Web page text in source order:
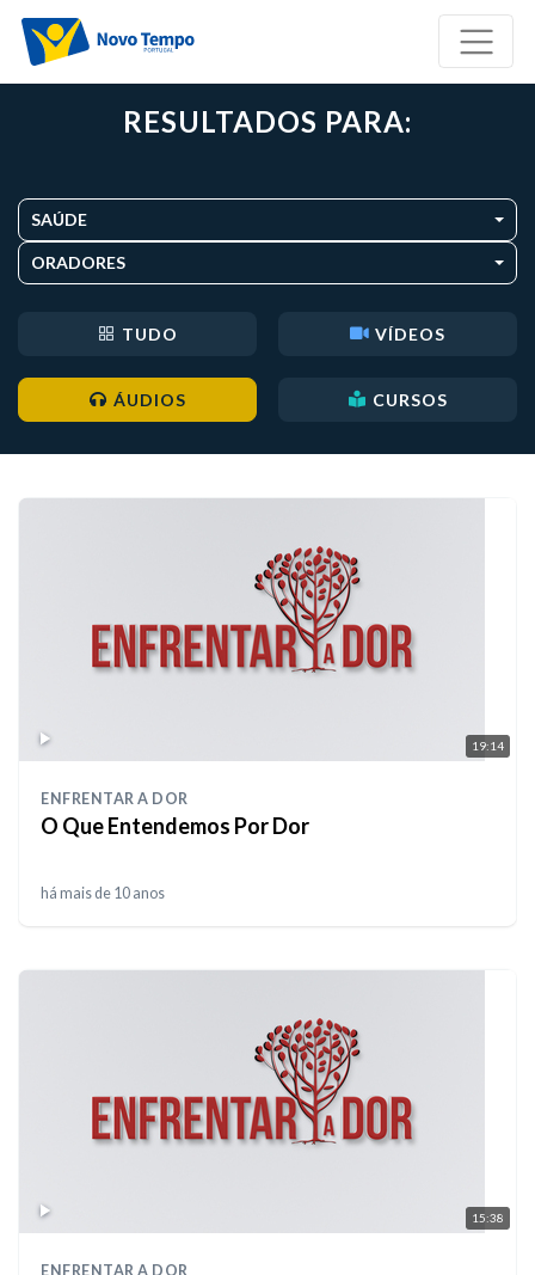
RESULTADOS PARA:
SAÚDE
ORADORES
TUDO VÍDEOS
ÁUDIOS CURSOS
19:14
ENFRENTAR A DOR
O Que Entendemos Por Dor
há mais de 10 anos
15:38
ENFRENTAR A DOR